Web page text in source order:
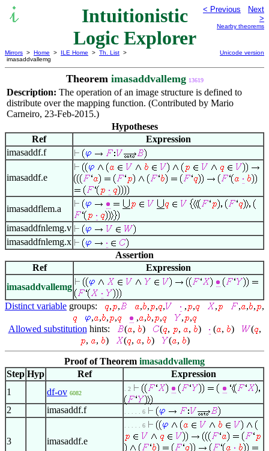
Intuitionistic
Logic Explorer
< Previous
Next
>
Nearby theorems
Mirrors > Home > ILE Home > Th. List >
imasaddvallemg
Unicode version
Theorem imasaddvallemg 13619
Description: The operation of an image structure is defined to
distribute over the mapping function. (Contributed by Mario
Carneiro, 23-Feb-2015.)
Hypotheses
Ref
Expression
imasaddf.f
imasaddf.e
imasaddflem.a
imasaddfnlemg.v
imasaddfnlemg.x
Assertion
Ref
Expression
imasaddvallemg
Distinct variable groups: , , , , , , , , , , , ,
,
,
, , , , , , , ,
,
Allowed substitution hints: ( , ) ( , , , ) ( , ) ( ,
,
, ) ( , , ) ( , )
Proof of Theorem imasaddvallemg
Step Hyp Ref
Expression
1
df-ov 6082
. 2
2 imasaddf.f . . . . . 6
3 imasaddf.e
. . . . . 6